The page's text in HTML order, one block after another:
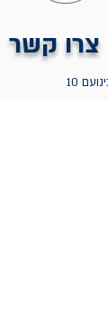
10
צרו קשר